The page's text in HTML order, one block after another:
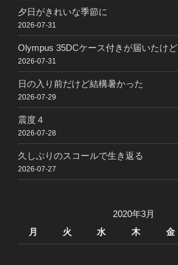
夕日がきれいな季節に
2026-07-31
Olympus 35DCケース付きが届いたけど
2026-07-31
日の入り前だけど結構暑かった
2026-07-29
震度４
2026-07-28
久しぶりのスコールで生き返る
2026-07-27
2020年3月
月
火 水 木 金